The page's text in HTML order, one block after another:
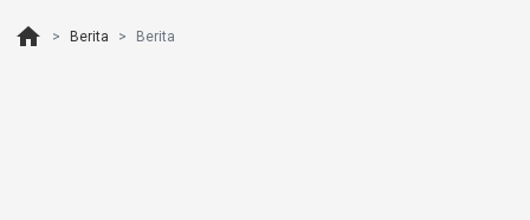
home Berita Berita